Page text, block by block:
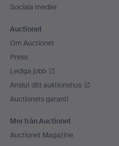
Sociala medier
Auctionet
Om Auctionet
Press
Lediga jobb
Anslut ditt auktionshus
Auctionets garanti
Mer från Auctionet
Auctionet Magazine